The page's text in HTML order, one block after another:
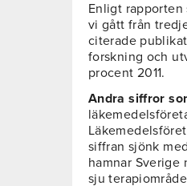
Enligt rapporten
vi gått från
citerade
forskning och
procent 2011.
Andra siffror
siffran sjönk
hamnar Sverige
sju